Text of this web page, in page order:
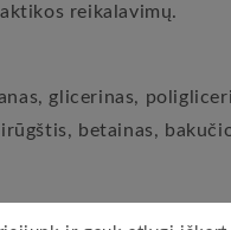
reikalavimų.
glicerinas,
betainas,